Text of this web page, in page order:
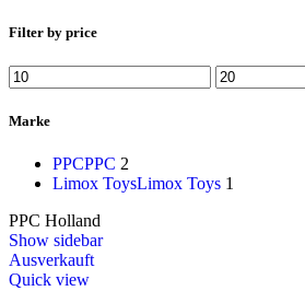
Filter by price
Min.
Preis
Max.
Preis
Marke
PPCPPC 2
Limox ToysLimox Toys 1
PPC Holland
Show sidebar
Ausverkauft
Quick view